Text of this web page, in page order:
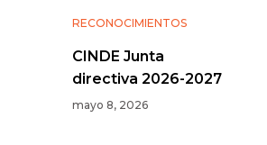
RECONOCIMIENTOS
CINDE Junta
directiva 2026-2027
mayo 8, 2026